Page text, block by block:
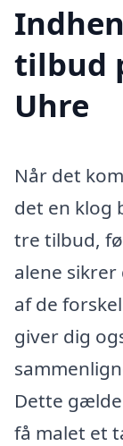
tilbud
Uhre
Når det
det en klog
tre tilbud,
alene
af de
giver dig
Dette
få malet et